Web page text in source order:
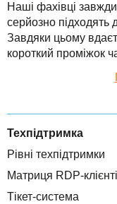
TuchaSync
Наші фахівці
серйозно підходять
Завдяки цьому
короткий проміжок
Техпідтримка
Рівні техпідтримки
Матриця RDP-
Тікет-система